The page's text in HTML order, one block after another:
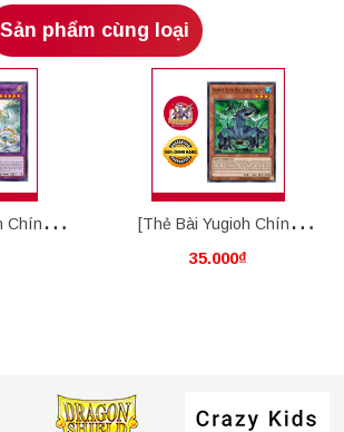
Sản phẩm cùng loại
Chính [Thẻ Bài Yugioh Chính
Hãng] Advanced Crystal
35.000₫